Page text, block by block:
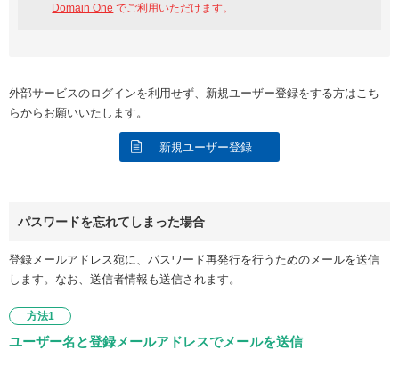
Domain One でご利用いただけます。
外部サービスのログインを利用せず、新規ユーザー登録をする方はこち
らからお願いいたします。
新規ユーザー登録
パスワードを忘れてしまった場合
登録メールアドレス宛に、パスワード再発行を行うためのメールを送信
します。なお、送信者情報も送信されます。
方法1
ユーザー名と登録メールアドレスでメールを送信